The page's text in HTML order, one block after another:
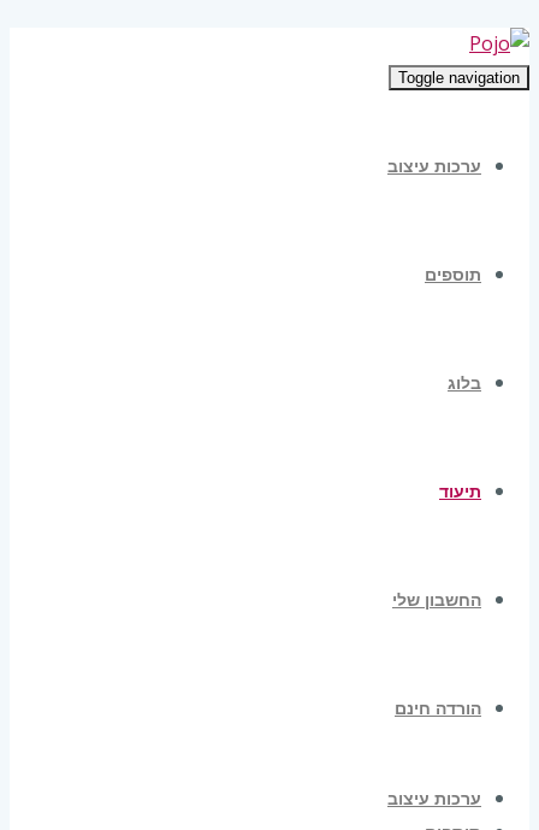
Toggle navigation
ערכות עיצוב
תוספים
בלוג
תיעוד
החשבון שלי
הורדה חינם
ערכות עיצוב